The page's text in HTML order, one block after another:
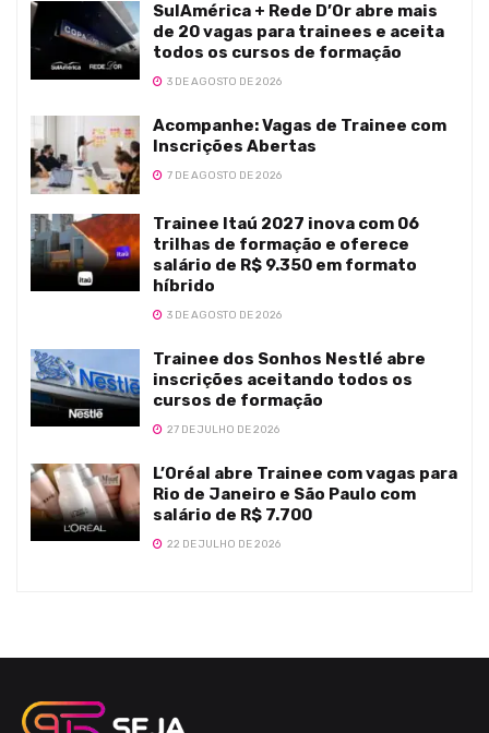
SulAmérica + Rede D’Or abre mais
de 20 vagas para trainees e aceita
todos os cursos de formação
3 DE AGOSTO DE 2026
Acompanhe: Vagas de Trainee com
Inscrições Abertas
7 DE AGOSTO DE 2026
Trainee Itaú 2027 inova com 06
trilhas de formação e oferece
salário de R$ 9.350 em formato
híbrido
3 DE AGOSTO DE 2026
Trainee dos Sonhos Nestlé abre
inscrições aceitando todos os
cursos de formação
27 DE JULHO DE 2026
L’Oréal abre Trainee com vagas para
Rio de Janeiro e São Paulo com
salário de R$ 7.700
22 DE JULHO DE 2026